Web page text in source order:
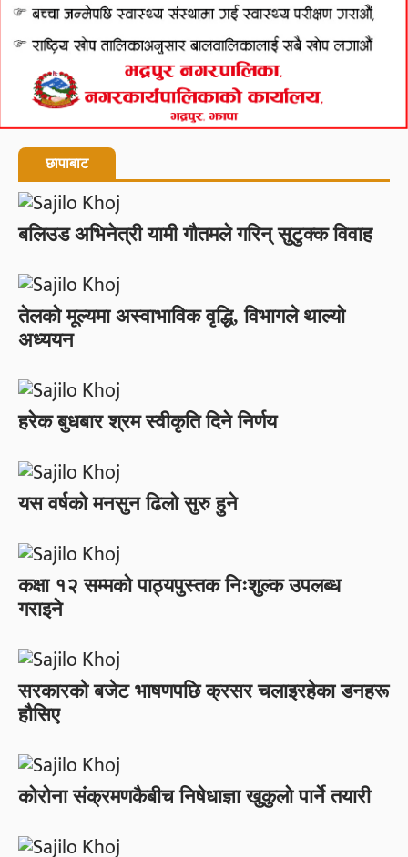
छापाबाट
बलिउड अभिनेत्री यामी गौतमले गरिन् सुटुक्क विवाह
तेलको मूल्यमा अस्वाभाविक वृद्धि, विभागले थाल्यो
अध्ययन
हरेक बुधबार श्रम स्वीकृति दिने निर्णय
यस वर्षको मनसुन ढिलो सुरु हुने
कक्षा १२ सम्मको पाठ्यपुस्तक निःशुल्क उपलब्ध
गराइने
सरकारको बजेट भाषणपछि क्रसर चलाइरहेका डनहरू
हौसिए
कोरोना संक्रमणकैबीच निषेधाज्ञा खुकुलो पार्ने तयारी